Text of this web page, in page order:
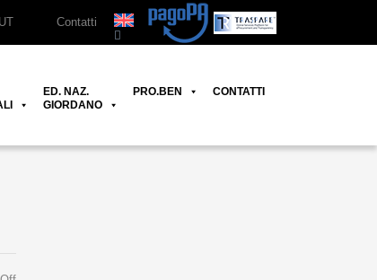
Contatti
ED. NAZ.
GIORDANO
PRO.BEN CONTATTI